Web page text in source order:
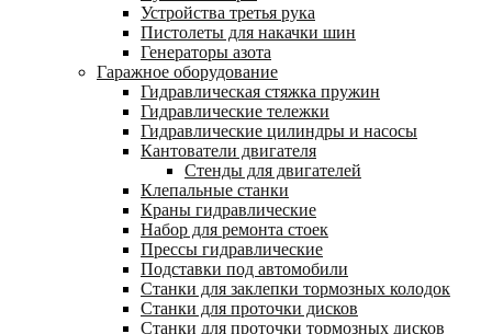
Устройства третья рука
Пистолеты для накачки шин
Генераторы азота
Гаражное оборудование
Гидравлическая стяжка пружин
Гидравлические тележки
Гидравлические цилиндры и насосы
Кантователи двигателя
Стенды для двигателей
Клепальные станки
Краны гидравлические
Набор для ремонта стоек
Прессы гидравлические
Подставки под автомобили
Станки для заклепки тормозных колодок
Станки для проточки дисков
Станки для проточки тормозных дисков